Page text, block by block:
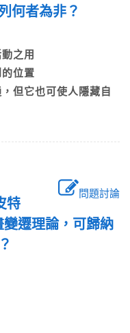
何者為非？
之用
位置
但它也可使人隱藏自
問題討論
特
變遷理論，可歸納